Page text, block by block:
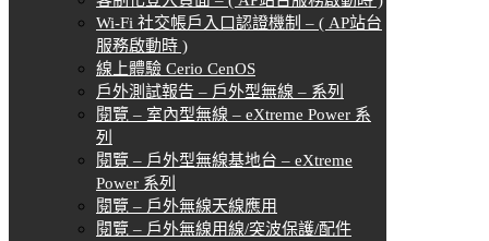
Wi-Fi 社交帳戶入口認證機制 – ( AP站台
服務啟動時 )
線上體驗 Cerio CenOS
戶外測試報告 – 戶外型無線 – 系列
閱覽 – 室內型無線 – eXtreme Power 系
列
閱覽 – 戶外型無線基地台 – eXtreme
Power 系列
閱覽 – 戶外無線天線應用
閱覽 – 戶外無線用線/突波保護/配件